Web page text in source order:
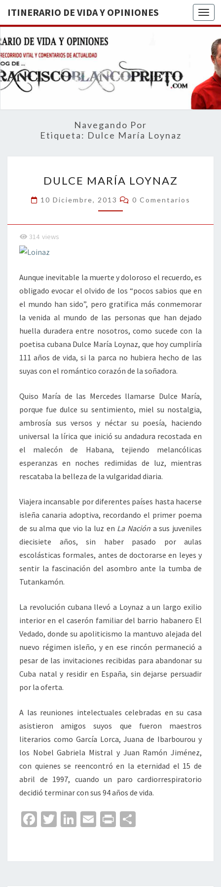
ITINERARIO DE VIDA Y OPINIONES
DE
BREVE
RECORRIDO
VITAL Y
ACTUALIDAD
Navegando Por
Etiqueta: Dulce María Loynaz
MARÍA
LOYNAZ
DULCE MARÍA LOYNAZ
10 Diciembre, 2013 Comentarios
0 Comentarios
314 views
Aunque inevitable la muerte y doloroso el recuerdo, es
obligado evocar el olvido de los “pocos sabios que en
el mundo han sido”, pero gratifica más conmemorar
la venida al mundo de las personas que han dejado
huella duradera entre nosotros, como sucede con la
poetisa cubana Dulce María Loynaz, que hoy cumpliría
111 años de vida, si la parca no hubiera hecho de las
suyas con el romántico corazón de la soñadora.
Quiso María de las Mercedes llamarse Dulce María,
porque fue dulce su sentimiento, miel su nostalgia,
ambrosía sus versos y néctar su poesía, haciendo
universal la lírica que inició su andadura recostada en
el malecón de Habana, tejiendo melancólicas
esperanzas en noches redimidas de luz, mientras
rescataba la belleza de la vulgaridad diaria.
Viajera incansable por diferentes países hasta hacerse
isleña canaria adoptiva, recordando el primer poema
de su alma que vio la luz en La Nación a sus juveniles
diecisiete años, sin haber pasado por aulas
escolásticas formales, antes de doctorarse en leyes y
sentir la fascinación del asombro ante la tumba de
Tutankamón.
La revolución cubana llevó a Loynaz a un largo exilio
interior en el caserón familiar del barrio habanero El
Vedado, donde su apoliticismo la mantuvo alejada del
nuevo régimen isleño, y en ese rincón permaneció a
pesar de las invitaciones recibidas para abandonar su
Cuba natal y residir en España, sin dejarse persuadir
por la oferta.
A las reuniones intelectuales celebradas en su casa
asistieron amigos suyos que fueron maestros
literarios como García Lorca, Juana de Ibarbourou y
los Nobel Gabriela Mistral y Juan Ramón Jiménez,
con quienes se reencontró en la eternidad el 15 de
abril de 1997, cuando un paro cardiorrespiratorio
decidió terminar con sus 94 años de vida.
Fa
o
o
T
er
Li
dI
n
E
l
Pr
p
ar